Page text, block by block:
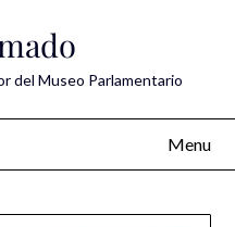
del Museo Parlamentario
Menu